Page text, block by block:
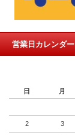
営業日カレンダー
日 月
2 3